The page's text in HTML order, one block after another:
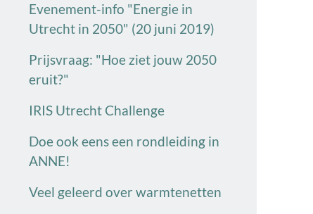
Evenement-info "Energie in
Utrecht in 2050" (20 juni 2019)
Prijsvraag: "Hoe ziet jouw 2050
eruit?"
IRIS Utrecht Challenge
Doe ook eens een rondleiding in
ANNE!
Veel geleerd over warmtenetten